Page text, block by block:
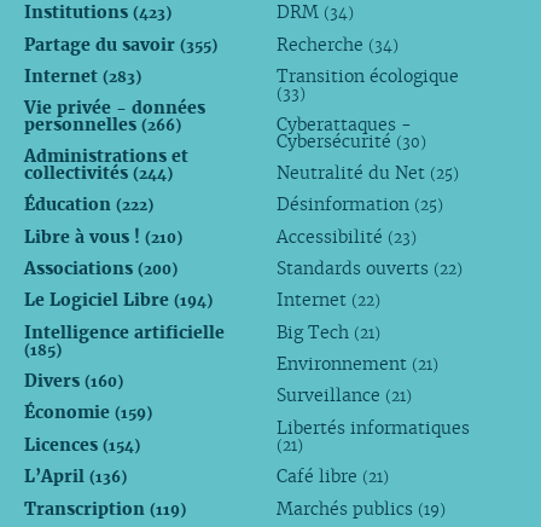
Institutions (423)
Partage du savoir (355)
Internet (283)
Vie privée - données
personnelles (266)
Administrations et
collectivités (244)
Éducation (222)
Libre à vous ! (210)
Associations (200)
Le Logiciel Libre (194)
Intelligence artificielle
(185)
Divers (160)
Économie (159)
Licences (154)
L’April (136)
Transcription (119)
DRM (34)
Recherche (34)
Transition écologique
(33)
Cyberattaques -
Cybersécurité (30)
Neutralité du Net (25)
Désinformation (25)
Accessibilité (23)
Standards ouverts (22)
Internet (22)
Big Tech (21)
Environnement (21)
Surveillance (21)
Libertés informatiques
(21)
Café libre (21)
Marchés publics (19)